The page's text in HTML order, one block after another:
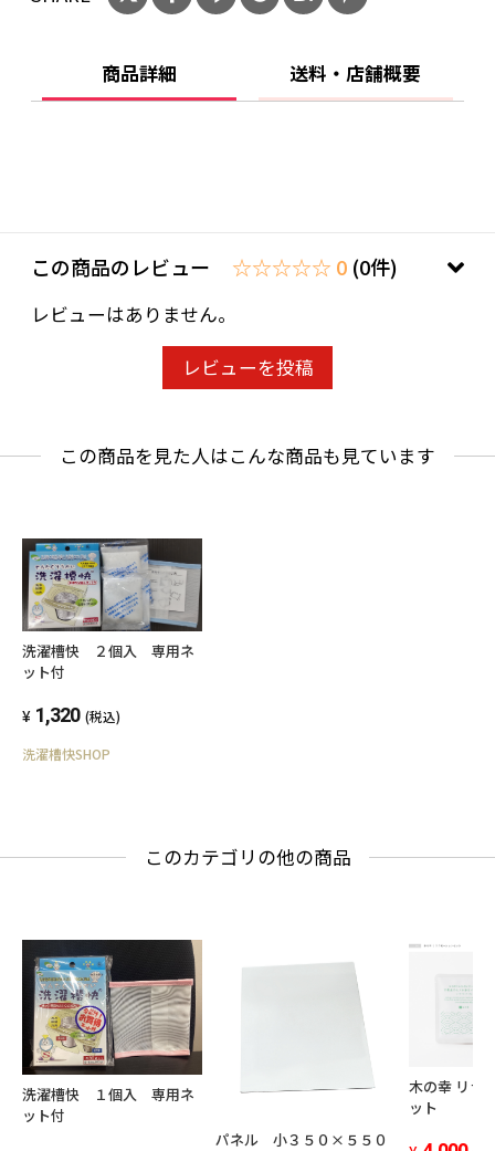
又は「洗濯槽快 分包タイプ」をご使用下さ
い。
〇本来の用途以外に使用しないでください。弊
〇誤って粉末を飲み込んだ場合は水を飲み、目
に入った場合はすぐに洗い流し、念のため医師
に相談してください。
が終わった後、本品を洗濯機から取り出してく
いる場合は払い落してください。
〇混ぜるな危険と表記されている塩素系商品と
の併用はしないでください。
〇本品をそのまま使用すると、不織布が破れる
してください。
〇ご使用の柔軟剤によっては香りを和らげてし
※パッケージ等は予告なく、変更する場合が御
濯槽快を毎日の洗濯に使用した画像となりま
す。洗濯及び洗濯機の状況により、結果は変わ
る場合が御座います。
内容量 約３０ｇ×１袋
成分 ホタテ貝殻焼成カルシウム１００％
商品詳細 送料・店舗概要
この商品のレビュー ☆☆☆☆☆ 0 (0件)
レビューはありません。
レビューを投稿
この商品を見た人はこんな商品も見ています
洗濯槽快 ２個入 専用ネ
ット付
1,320 (税込)
洗濯槽快SHOP
このカテゴリの他の商品
洗濯槽快 １個入 専用ネ
ット付
パネル 小３５０×５５０
木の幸 リラ
ット